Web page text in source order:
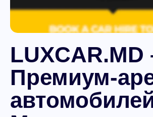
LUXCAR.MD
Премиум-